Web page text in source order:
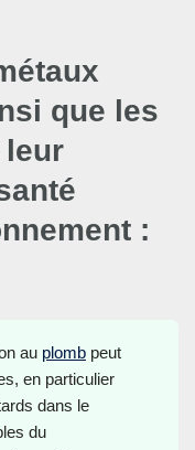
que les
leur
:
au plomb peut
en particulier
dans le
du